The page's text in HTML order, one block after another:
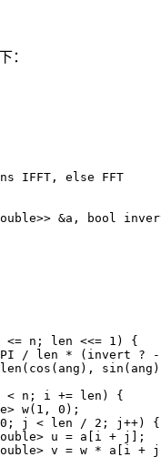
：
IFFT, else FFT
>> &a, bool
<= n; len <<= 1 ) {
/ len * (invert ?
(cos(ang),
n; i += len) {
> w( 1 , 0 ) ;
0 ; j < len / 2 ; j++) {
> u = a[i + j];
> v = w * a[i +